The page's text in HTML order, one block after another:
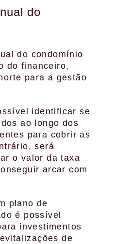
do
do condomínio
do financeiro,
para a gestão
identificar se
ao longo dos
para cobrir as
será
o valor da taxa
arcar com
plano de
é possível
investimentos
de